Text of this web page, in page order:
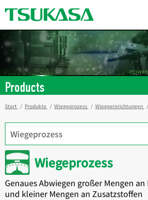
Products
Start Produkte Wiegeprozess Wiegeeinrichtungen
Wiegeprozess
Genaues Abwiegen großer Mengen
und kleiner Mengen an Zusatzstoffen